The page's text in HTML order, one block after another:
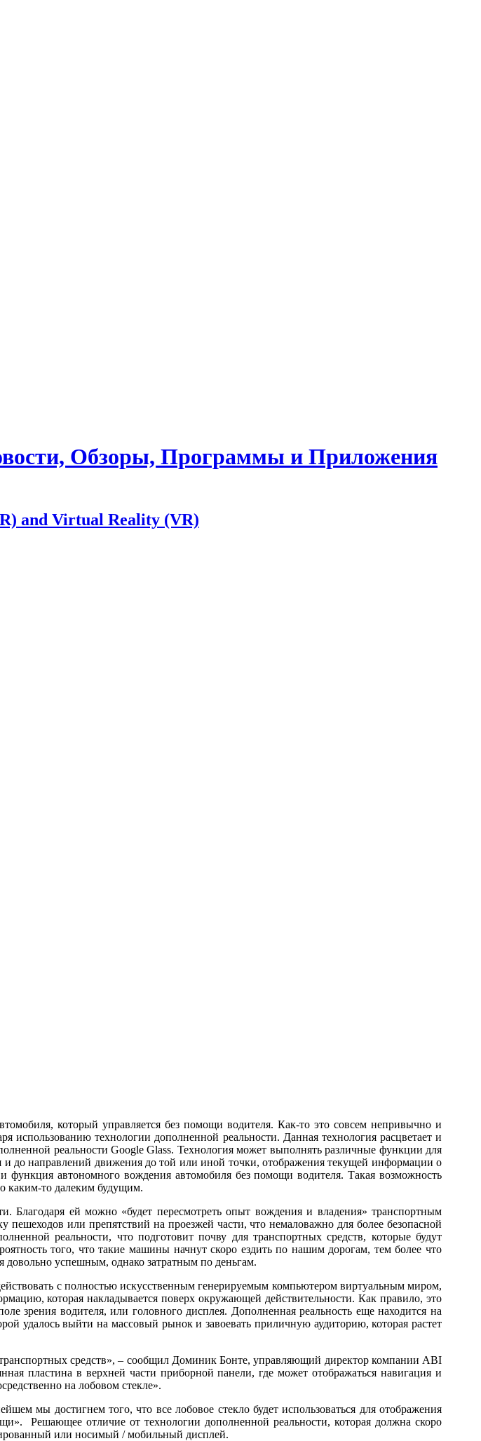
Обзоры, Программы и Приложения
and Virtual Reality (VR)
который управляется без помощи водителя. Как-то это совсем непривычно и
использованию технологии дополненной реальности. Данная технология расцветает и
реальности Google Glass. Технология может выполнять различные функции для
и до направлений движения до той или иной точки, отображения текущей информации о
автономного вождения автомобиля без помощи водителя. Такая возможность
каким-то далеким будущим.
Благодаря ей можно «будет пересмотреть опыт вождения и владения» транспортным
или препятствий на проезжей части, что немаловажно для более безопасной
реальности, что подготовит почву для транспортных средств, которые будут
того, что такие машины начнут скоро ездить по нашим дорогам, тем более что
довольно успешным, однако затратным по деньгам.
с полностью искусственным генерируемым компьютером виртуальным миром,
которая накладывается поверх окружающей действительности. Как правило, это
зрения водителя, или головного дисплея. Дополненная реальность еще находится на
удалось выйти на массовый рынок и завоевать приличную аудиторию, которая растет
средств», – сообщил Доминик Бонте, управляющий директор компании ABI
пластина в верхней части приборной панели, где может отображаться навигация и
на лобовом стекле».
мы достигнем того, что все лобовое стекло будет использоваться для отображения
Решающее отличие от технологии дополненной реальности, которая должна скоро
или носимый / мобильный дисплей.